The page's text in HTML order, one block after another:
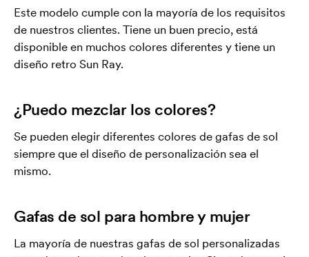
Este modelo cumple con la mayoría de los requisitos
de nuestros clientes. Tiene un buen precio, está
disponible en muchos colores diferentes y tiene un
diseño retro Sun Ray.
¿Puedo mezclar los colores?
Se pueden elegir diferentes colores de gafas de sol
siempre que el diseño de personalización sea el
mismo.
Gafas de sol para hombre y mujer
La mayoría de nuestras gafas de sol personalizadas